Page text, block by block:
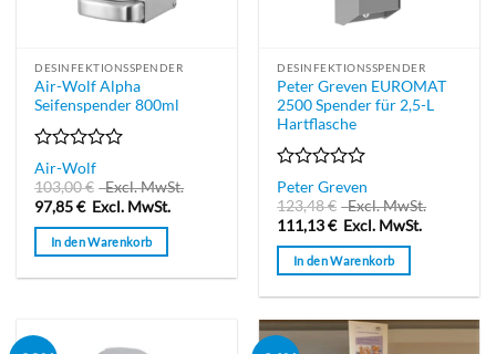
DESINFEKTIONSSPENDER
Air-Wolf Alpha
Seifenspender 800ml
Bewertet
mit
0
von
5
Air-Wolf
103,00€
Excl. MwSt.
97,85€ Excl. MwSt.
In den Warenkorb
DESINFEKTIONSSPENDER
Peter Greven EUROMAT
2500 Spender für 2,5-L
Hartflasche
Bewertet
mit
0
von
5
Peter Greven
123,48€
Excl. MwSt.
111,13€ Excl. MwSt.
In den Warenkorb